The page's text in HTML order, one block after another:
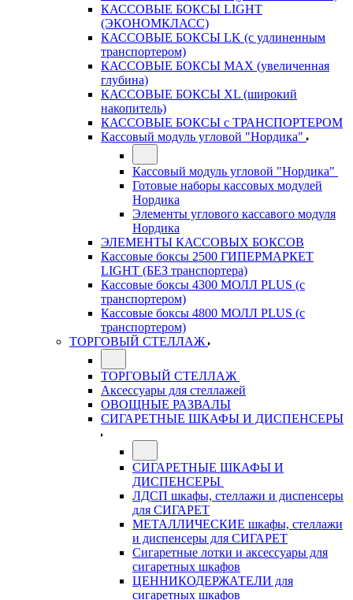
КАССОВЫЕ БОКСЫ LIGHT
(ЭКОНОМКЛАСС)
КАССОВЫЕ БОКСЫ LK (с удлиненным
транспортером)
КАССОВЫЕ БОКСЫ MAX (увеличенная
глубина)
КАССОВЫЕ БОКСЫ XL (широкий
накопитель)
КАССОВЫЕ БОКСЫ с ТРАНСПОРТЕРОМ
Кассовый модуль угловой "Нордика"
Кассовый модуль угловой "Нордика"
Готовые наборы кассовых модулей
Нордика
Элементы углового кассавого модуля
Нордика
ЭЛЕМЕНТЫ КАССОВЫХ БОКСОВ
Кассовые боксы 2500 ГИПЕРМАРКЕТ
LIGHT (БЕЗ транспортера)
Кассовые боксы 4300 МОЛЛ PLUS (с
транспортером)
Кассовые боксы 4800 МОЛЛ PLUS (с
транспортером)
ТОРГОВЫЙ СТЕЛЛАЖ
ТОРГОВЫЙ СТЕЛЛАЖ
Аксессуары для стеллажей
ОВОЩНЫЕ РАЗВАЛЫ
СИГАРЕТНЫЕ ШКАФЫ И ДИСПЕНСЕРЫ
СИГАРЕТНЫЕ ШКАФЫ И
ДИСПЕНСЕРЫ
ЛДСП шкафы, стеллажи и диспенсеры
для СИГАРЕТ
МЕТАЛЛИЧЕСКИЕ шкафы, стеллажи
и диспенсеры для СИГАРЕТ
Сигаретные лотки и аксессуары для
сигаретных шкафов
ЦЕННИКОДЕРЖАТЕЛИ для
сигаретных шкафов